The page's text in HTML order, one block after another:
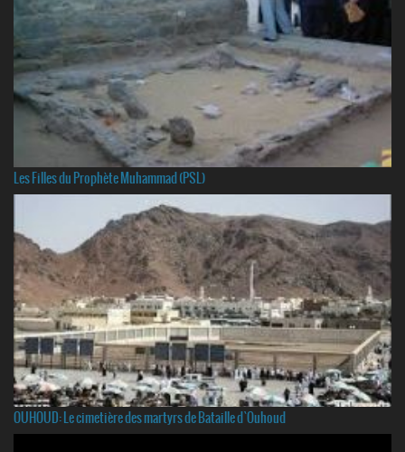
Les Filles du Prophète Muhammad (PSL)
OUHOUD: Le cimetière des martyrs de Bataille d`Ouhoud